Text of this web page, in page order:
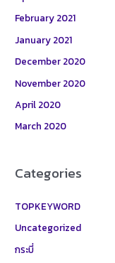
February 2021
January 2021
December 2020
November 2020
April 2020
March 2020
Categories
TOPKEYWORD
Uncategorized
กระบี่